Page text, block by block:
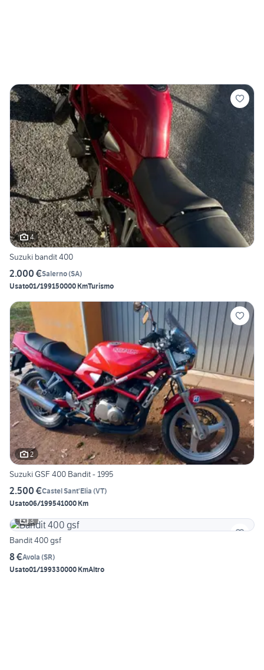
4
Suzuki bandit 400
2.000 €Salerno(SA)
Usato01/199150000 KmTurismo
2
Suzuki GSF 400 Bandit - 1995
2.500 €Castel Sant'Elia (VT)
Usato06/199541000 Km
3
Bandit 400 gsf
8 €Avola (SR)
Usato01/199330000 KmAltro